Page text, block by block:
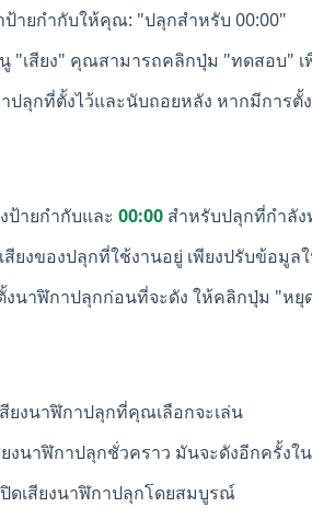
ป้ายกำกับให้คุณ: "ปลุกสำหรับ 00:00"
"เสียง" คุณสามารถคลิกปุ่ม "ทดสอบ" เ
ปลุกที่ตั้งไว้และนับถอยหลัง หากมีการ
ป้ายกำกับและ 00:00 สำหรับปลุกที่กำลัง
สียงของปลุกที่ใช้งานอยู่ เพียงปรับข้อ
นาฬิกาปลุกก่อนที่จะดัง ให้คลิกปุ่ม "ห
ยงนาฬิกาปลุกที่คุณเลือกจะเล่น
งนาฬิกาปลุกชั่วคราว มันจะดังอีกครั้งใ
ดเสียงนาฬิกาปลุกโดยสมบูรณ์